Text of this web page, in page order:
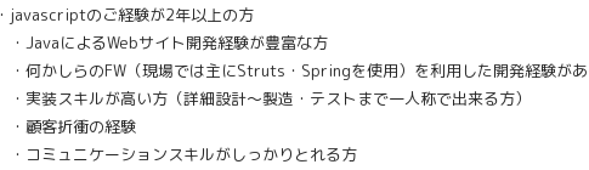
・javascriptのご経験が2年以上の方
・JavaによるWebサイト開発経験が豊富な方
・何かしらのFW（現場では主にStruts・Springを使用）を利用した開発経験が
・実装スキルが高い方（詳細設計～製造・テストまで一人称で出来る方）
・顧客折衝の経験
・コミュニケーションスキルがしっかりとれる方